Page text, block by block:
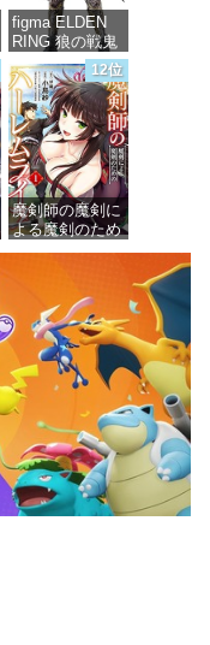
figma ELDEN
RING 狼の戦鬼
ノンスケール
プラスチック製
塗装済み可動フ
ィギュア
価格：¥13,115
12位
魔剣師の魔剣に
よる魔剣のため
価格：¥535